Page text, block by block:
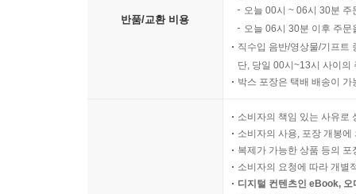
반품/교환 비용
오늘 00시 ~ 06시 30분
오늘 06시 30분 이후 주
직수입 음반/영상물/기프트
단, 당일 00시~13시 사이의
박스 포장은 택배 배송이
소비자의 책임 있는 사유로
소비자의 사용, 포장 개봉
복제가 가능한 상품 등의
소비자의 요청에 따라 개별
디지털 컨텐츠인 eBook,